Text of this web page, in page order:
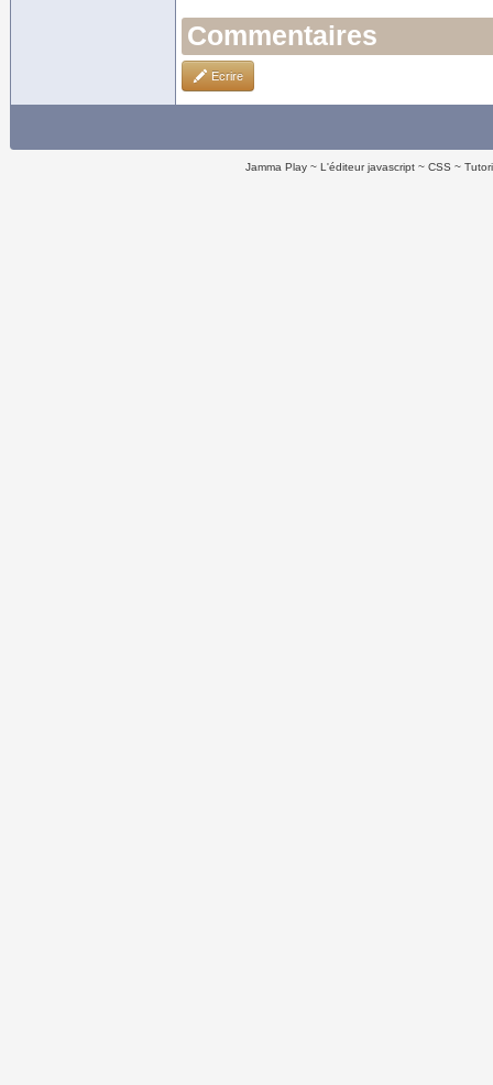
Commentaires
Ecrire
Jamma Play L'éditeur javascript CSS